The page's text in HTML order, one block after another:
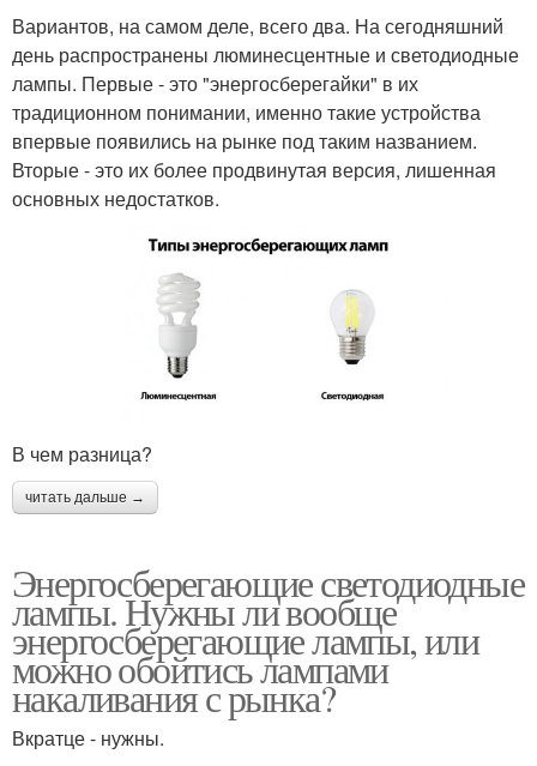
Вариантов, на самом деле, всего два. На сегодняшний
день распространены люминесцентные и светодиодные
лампы. Первые - это "энергосберегайки" в их
традиционном понимании, именно такие устройства
впервые появились на рынке под таким названием.
Вторые - это их более продвинутая версия, лишенная
основных недостатков.
В чем разница?
читать дальше →
Энергосберегающие светодиодные
лампы. Нужны ли вообще
энергосберегающие лампы, или
можно обойтись лампами
накаливания с рынка?
Вкратце - нужны.